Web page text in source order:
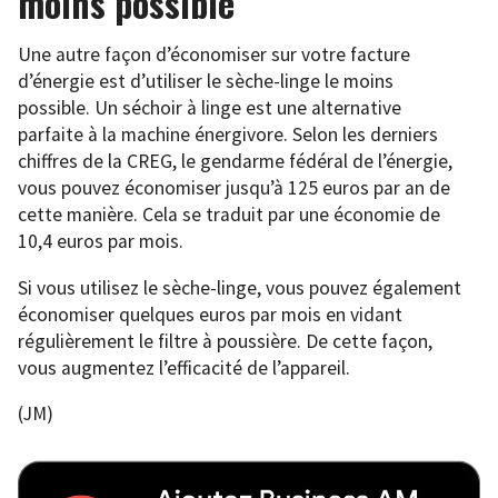
Une autre façon d’économiser sur votre facture
d’énergie est d’utiliser le sèche-linge le moins
possible. Un séchoir à linge est une alternative
parfaite à la machine énergivore. Selon les derniers
chiffres de la CREG, le gendarme fédéral de l’énergie,
vous pouvez économiser jusqu’à 125 euros par an de
cette manière. Cela se traduit par une économie de
10,4 euros par mois.
Si vous utilisez le sèche-linge, vous pouvez également
économiser quelques euros par mois en vidant
régulièrement le filtre à poussière. De cette façon,
vous augmentez l’efficacité de l’appareil.
(JM)